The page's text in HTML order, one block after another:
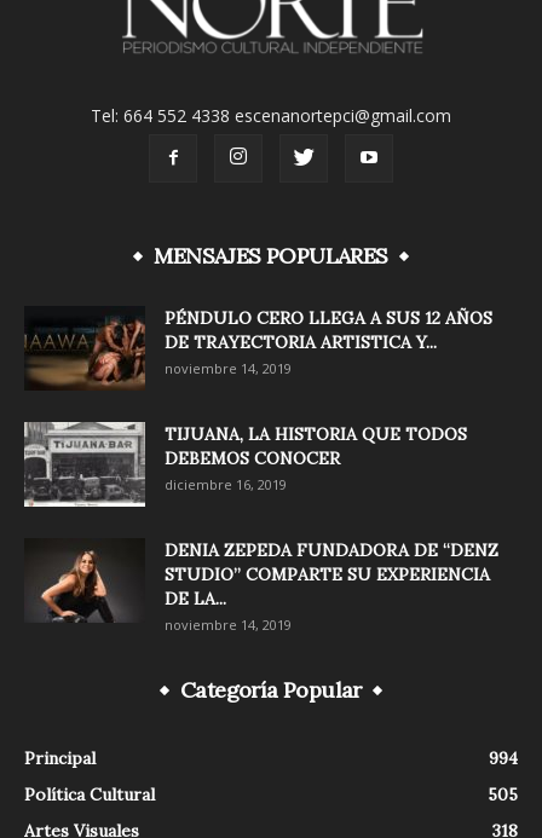
Tel: 664 552 4338 escenanortepci@gmail.com
MENSAJES POPULARES
PÉNDULO CERO LLEGA A SUS 12 AÑOS
DE TRAYECTORIA ARTISTICA Y...
noviembre 14, 2019
TIJUANA, LA HISTORIA QUE TODOS
DEBEMOS CONOCER
diciembre 16, 2019
DENIA ZEPEDA FUNDADORA DE “DENZ
STUDIO” COMPARTE SU EXPERIENCIA
DE LA...
noviembre 14, 2019
Categoría Popular
Principal
994
Política Cultural
505
Artes Visuales
318